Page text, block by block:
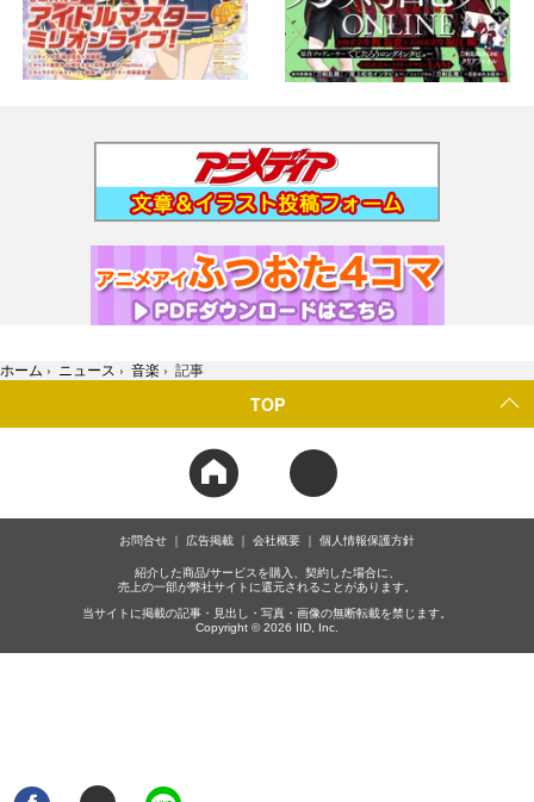
ホーム › ニュース › 音楽 › 記事
TOP
お問合せ 広告掲載 会社概要 個人情報保護方針
紹介した商品/サービスを購入、契約した場合に、
売上の一部が弊社サイトに還元されることがあります。
当サイトに掲載の記事・見出し・写真・画像の無断転載を禁じます。
Copyright © 2026 IID, Inc.